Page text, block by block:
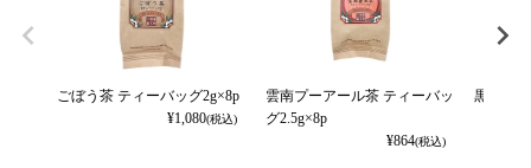
ごぼう茶 ティーバッグ2g×8p
¥1,080(税込)
雲南プーアール茶 ティーバッ
グ2.5g×8p
¥864(税込)
黒豆茶